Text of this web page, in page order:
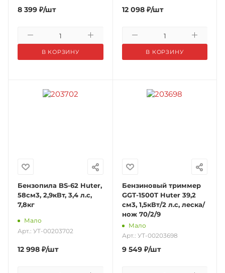
8 399 ₽/шт
В КОРЗИНУ
12 098₽/шт
В КОРЗИНУ
Бензопила BS-62 Huter,
58см3, 2,9кВт, 3,4 л.с,
7,8кг
Мало
Арт.: УТ-00203702
12 998 ₽/шт
Бензиновый триммер
GGT-1500T Huter 39,2
см3, 1,5кВт/2 л.с, леска/
нож 70/2/9
Мало
Арт.: УТ-00203698
9 549₽/шт